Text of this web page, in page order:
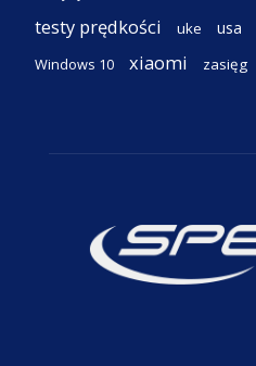
testy prędkości uke usa
Windows 10 xiaomi zasięg